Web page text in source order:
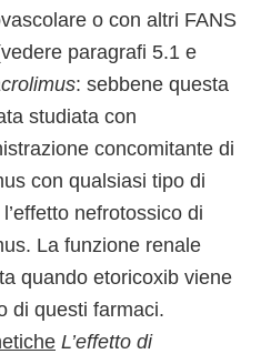
o con altri FANS
paragrafi 5.1 e
: sebbene questa
studiata con
concomitante di
con qualsiasi tipo di
nefrotossico di
La funzione renale
quando etoricoxib viene
di questi farmaci.
L’effetto di